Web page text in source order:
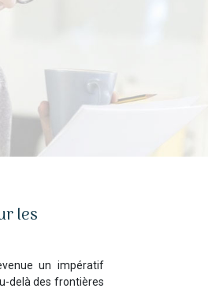
les
un impératif
delà des frontières